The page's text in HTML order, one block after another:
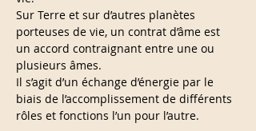
Sur Terre et sur d’autres planètes
porteuses de vie, un contrat d’âme est
un accord contraignant entre une ou
plusieurs âmes.
Il s’agit d’un échange d’énergie par le
biais de l’accomplissement de différents
rôles et fonctions l’un pour l’autre.